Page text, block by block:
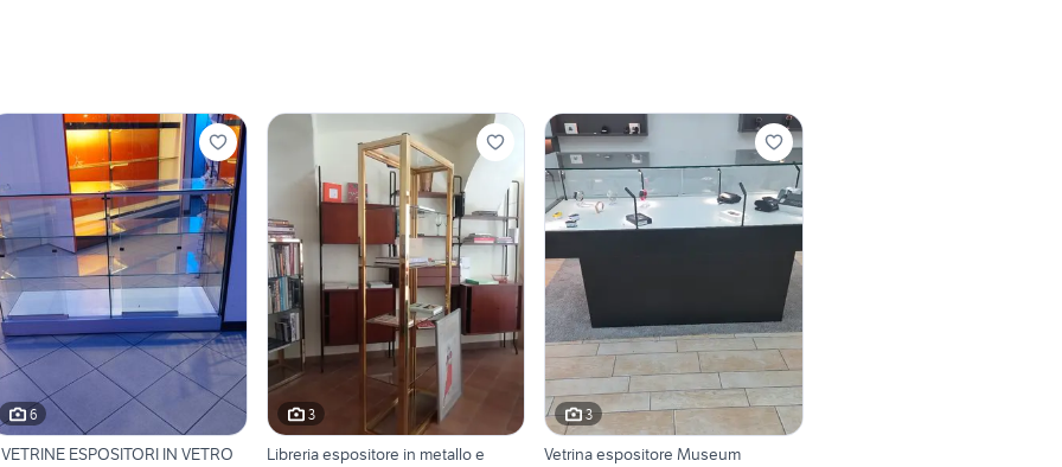
6
ESPOSITORI IN VETRO
3
Libreria espositore in metallo e
3
Vetrina espositore Museum